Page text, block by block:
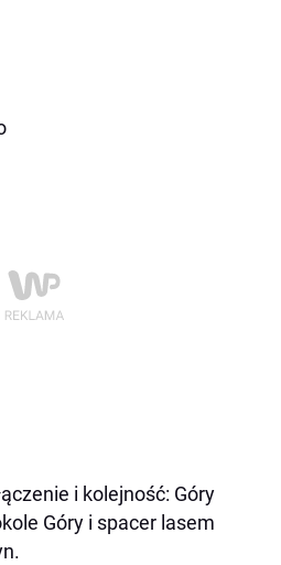
i kolejność: Góry
Góry i spacer lasem